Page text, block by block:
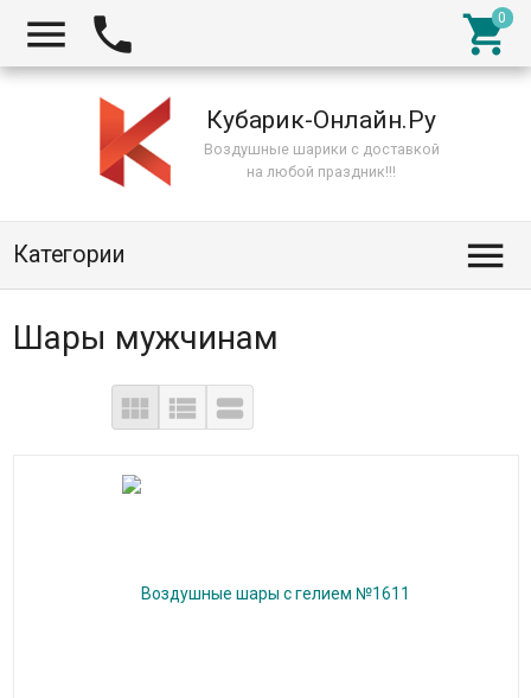
  
Кубарик-Онлайн.Ру
Воздушные шарики с доставкой
на любой праздник!!!
Категории 
Шары мужчинам
  